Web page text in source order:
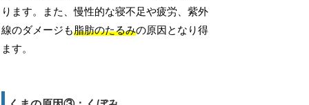
ります。また、慢性的な寝不足や疲労、紫外
線のダメージも脂肪のたるみの原因となり得
ます。